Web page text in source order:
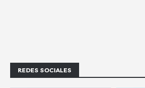
REDES SOCIALES